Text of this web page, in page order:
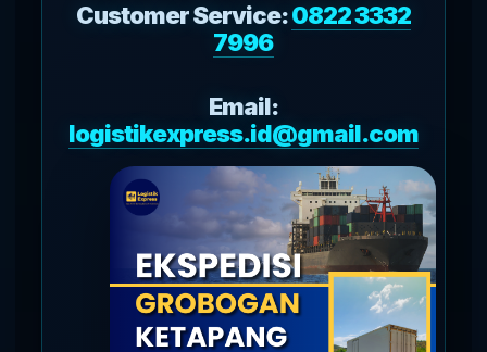
Customer Service:0822 3332
7996
Email:
logistikexpress.id@gmail.com